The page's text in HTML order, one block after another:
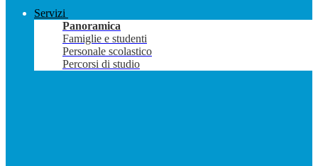
Servizi
Panoramica
Famiglie e studenti
Personale scolastico
Percorsi di studio